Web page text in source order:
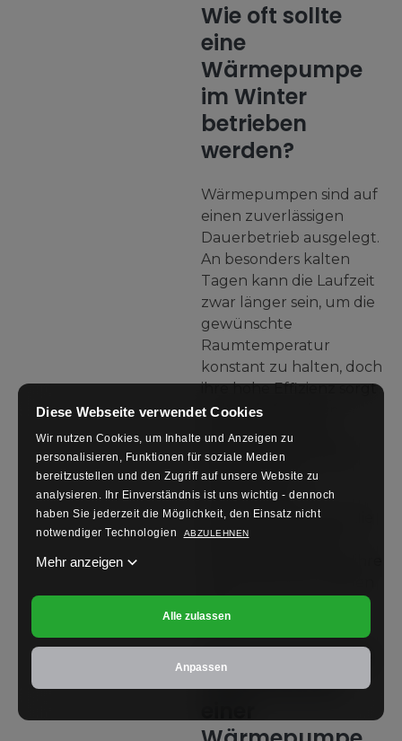
Diese Webseite verwendet Cookies
Wir nutzen Cookies, um Inhalte und Anzeigen zu
personalisieren, Funktionen für soziale Medien
bereitzustellen und den Zugriff auf unsere Website zu
analysieren.
Ihr Einverständnis ist uns wichtig - dennoch
haben Sie jederzeit die Möglichkeit, den Einsatz nicht
notwendiger Technologien
ABZULEHNEN
Mehr anzeigen
Alle zulassen
Anpassen
Wie oft sollte
eine
Wärmepumpe
im Winter
betrieben
werden?
Wärmepumpen sind auf
einen zuverlässigen
Dauerbetrieb ausgelegt.
An besonders kalten
Tagen kann die Laufzeit
zwar länger sein, um die
gewünschte
Raumtemperatur
konstant zu halten, doch
ihre hohe Effizienz sorgt
weiterhin für einen
energiesparenden
Betrieb. Regelmäßige
Wartung wird
empfohlen, um
sicherzustellen, dass die
Wärmepumpe stets
Wie hoch ist die
Lebensdauer